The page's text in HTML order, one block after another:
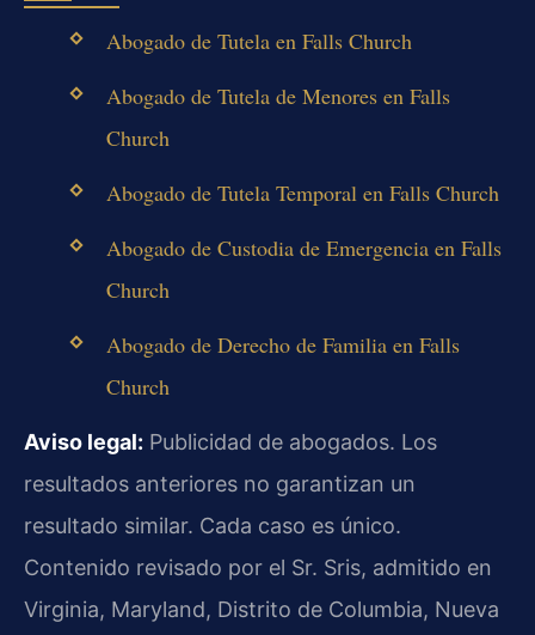
Abogado de Tutela en Falls Church
Abogado de Tutela de Menores en Falls
Church
Abogado de Tutela Temporal en Falls Church
Abogado de Custodia de Emergencia en Falls
Church
Abogado de Derecho de Familia en Falls
Church
Aviso legal: Publicidad de abogados. Los
resultados anteriores no garantizan un
resultado similar. Cada caso es único.
Contenido revisado por el Sr. Sris, admitido en
Virginia, Maryland, Distrito de Columbia, Nueva